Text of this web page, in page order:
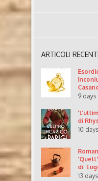
ARTICOLI RECENTI
9 days
di
10
di
13